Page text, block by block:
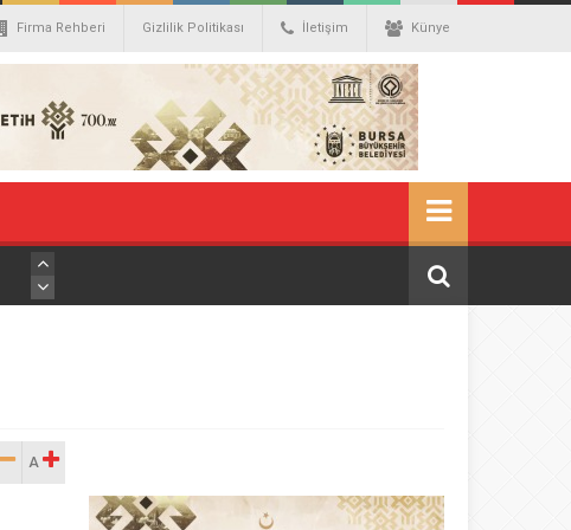
Firma Rehberi Gizlilik Politikası İletişim Künye
A